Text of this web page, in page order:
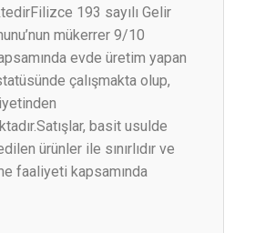
193 sayılı Gelir
mükerrer 9/10
evde üretim yapan
çalışmakta olup,
basit usulde
ürünler ile sınırlıdır ve
faaliyeti kapsamında